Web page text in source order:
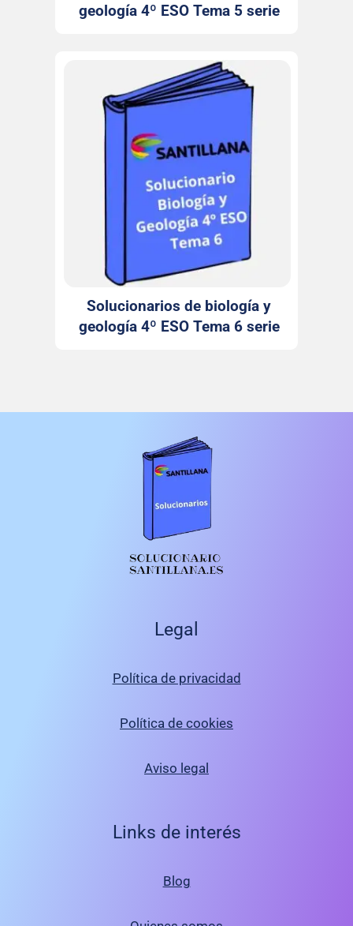
geología 4º ESO Tema 5 serie
Solucionarios de biología y
geología 4º ESO Tema 6 serie
Legal
Política de privacidad
Política de cookies
Aviso legal
Links de interés
Blog